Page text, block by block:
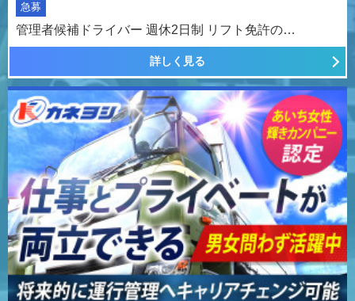
急募
管理者候補ドライバー 週休2日制 リフト免許の…
詳しく見る